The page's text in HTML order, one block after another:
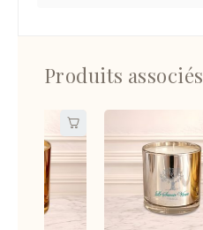
Produits associés